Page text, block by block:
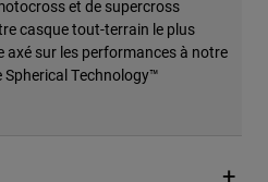
et de supercross
casque tout-terrain le plus
axé sur les performances à notre
Technology™